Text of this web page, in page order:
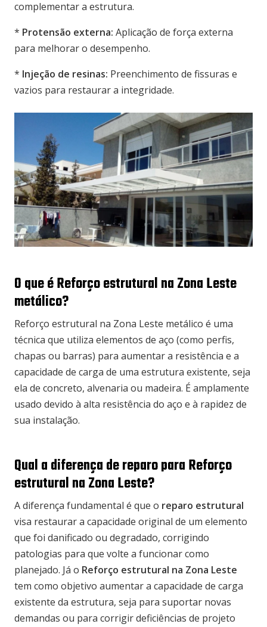
complementar a estrutura.
* Protensão externa: Aplicação de força externa
para melhorar o desempenho.
* Injeção de resinas: Preenchimento de fissuras e
vazios para restaurar a integridade.
O que é Reforço estrutural na Zona Leste
metálico?
Reforço estrutural na Zona Leste metálico é uma
técnica que utiliza elementos de aço (como perfis,
chapas ou barras) para aumentar a resistência e a
capacidade de carga de uma estrutura existente, seja
ela de concreto, alvenaria ou madeira. É amplamente
usado devido à alta resistência do aço e à rapidez de
sua instalação.
Qual a diferença de reparo para Reforço
estrutural na Zona Leste?
A diferença fundamental é que o reparo estrutural
visa restaurar a capacidade original de um elemento
que foi danificado ou degradado, corrigindo
patologias para que volte a funcionar como
planejado. Já o Reforço estrutural na Zona Leste
tem como objetivo aumentar a capacidade de carga
existente da estrutura, seja para suportar novas
demandas ou para corrigir deficiências de projeto